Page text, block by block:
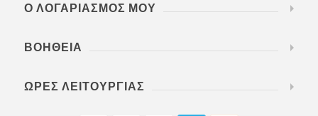
Ο ΛΟΓΑΡΙΑΣΜΌΣ ΜΟΥ
ΒΟΉΘΕΙΑ
ΏΡΕΣ ΛΕΙΤΟΥΡΓΊΑΣ